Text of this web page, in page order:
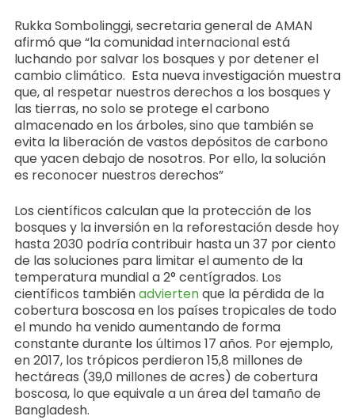
Rukka Sombolinggi, secretaria general de AMAN
afirmó que “la comunidad internacional está
luchando por salvar los bosques y por detener el
cambio climático. Esta nueva investigación muestra
que, al respetar nuestros derechos a los bosques y
las tierras, no solo se protege el carbono
almacenado en los árboles, sino que también se
evita la liberación de vastos depósitos de carbono
que yacen debajo de nosotros. Por ello, la solución
es reconocer nuestros derechos”
Los científicos calculan que la protección de los
bosques y la inversión en la reforestación desde hoy
hasta 2030 podría contribuir hasta un 37 por ciento
de las soluciones para limitar el aumento de la
temperatura mundial a 2° centígrados. Los
científicos tambiénadviertenque la pérdida de la
cobertura boscosa en los países tropicales de todo
el mundo ha venido aumentando de forma
constante durante los últimos 17 años. Por ejemplo,
en 2017, los trópicos perdieron 15,8 millones de
hectáreas (39,0 millones de acres) de cobertura
boscosa, lo que equivale a un área del tamaño de
Bangladesh.